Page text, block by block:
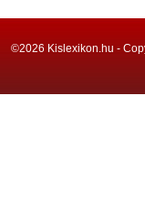
©2026 Kislexikon.hu -